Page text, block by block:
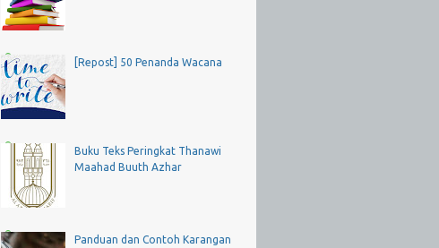
[Repost] 50 Penanda Wacana
Buku Teks Peringkat Thanawi
Maahad Buuth Azhar
Panduan dan Contoh Karangan